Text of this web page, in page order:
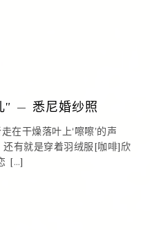
” – 悉尼婚纱照
在干燥落叶上‘嚓嚓’的声
有就是穿着羽绒服[咖啡]欣
[…]